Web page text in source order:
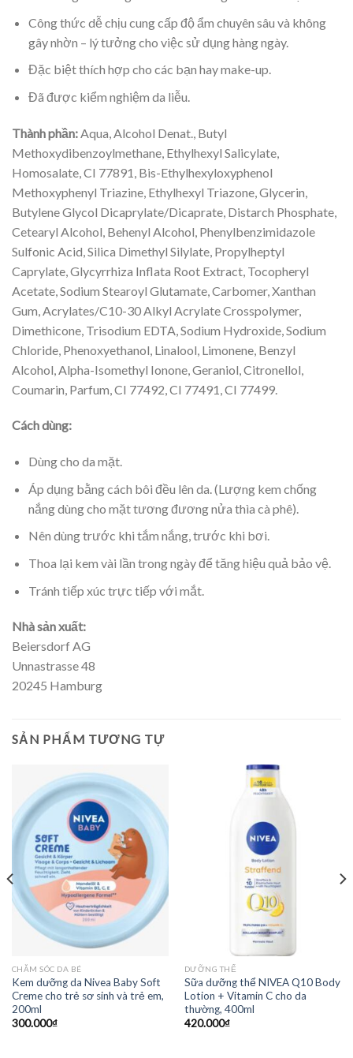
Công thức dễ chịu cung cấp độ ẩm chuyên sâu và không
gây nhờn – lý tưởng cho việc sử dụng hàng ngày.
Đặc biệt thích hợp cho các bạn hay make-up.
Đã được kiểm nghiệm da liễu.
Thành phần: Aqua, Alcohol Denat., Butyl
Methoxydibenzoylmethane, Ethylhexyl Salicylate,
Homosalate, CI 77891, Bis-Ethylhexyloxyphenol
Methoxyphenyl Triazine, Ethylhexyl Triazone, Glycerin,
Butylene Glycol Dicaprylate/Dicaprate, Distarch Phosphate,
Cetearyl Alcohol, Behenyl Alcohol, Phenylbenzimidazole
Sulfonic Acid, Silica Dimethyl Silylate, Propylheptyl
Caprylate, Glycyrrhiza Inflata Root Extract, Tocopheryl
Acetate, Sodium Stearoyl Glutamate, Carbomer, Xanthan
Gum, Acrylates/C10-30 Alkyl Acrylate Crosspolymer,
Dimethicone, Trisodium EDTA, Sodium Hydroxide, Sodium
Chloride, Phenoxyethanol, Linalool, Limonene, Benzyl
Alcohol, Alpha-Isomethyl Ionone, Geraniol, Citronellol,
Coumarin, Parfum, CI 77492, CI 77491, CI 77499.
Cách dùng:
Dùng cho da mặt.
Áp dụng bằng cách bôi đều lên da. (Lượng kem chống
nắng dùng cho mặt tương đương nửa thìa cà phê).
Nên dùng trước khi tắm nắng, trước khi bơi.
Thoa lại kem vài lần trong ngày để tăng hiệu quả bảo vệ.
Tránh tiếp xúc trực tiếp với mắt.
Nhà sản xuất:
Beiersdorf AG
Unnastrasse 48
20245 Hamburg
SẢN PHẨM TƯƠNG TỰ
CHĂM SÓC DA BÉ
Kem dưỡng da Nivea Baby Soft
Creme cho trẻ sơ sinh và trẻ em,
200ml
300.000₫
DƯỠNG THỂ
Sữa dưỡng thể NIVEA Q10 Body
Lotion + Vitamin C cho da
thường, 400ml
420.000₫